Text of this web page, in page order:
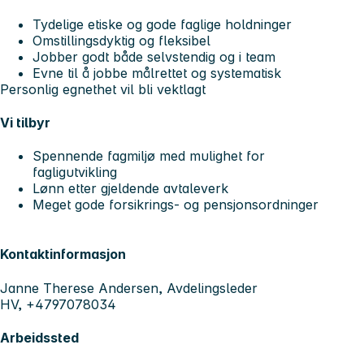
Tydelige etiske og gode faglige holdninger
Omstillingsdyktig og fleksibel
Jobber godt både selvstendig og i team
Evne til å jobbe målrettet og systematisk
Personlig egnethet vil bli vektlagt
Vi tilbyr
Spennende fagmiljø med mulighet for
fagligutvikling
Lønn etter gjeldende avtaleverk
Meget gode forsikrings- og pensjonsordninger
Kontaktinformasjon
Janne Therese Andersen, Avdelingsleder
HV, +4797078034
Arbeidssted